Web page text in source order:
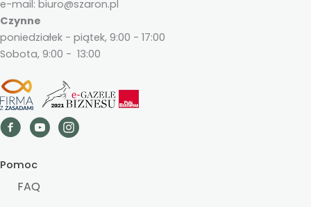
e-mail: biuro@szaron.pl
Czynne
poniedziałek - piątek, 9:00 - 17:00
Sobota, 9:00 - 13:00
Pomoc
FAQ